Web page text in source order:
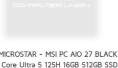
- MSI PC AIO 27 BLACK
Ultra 5 125H 16GB 512GB SSD